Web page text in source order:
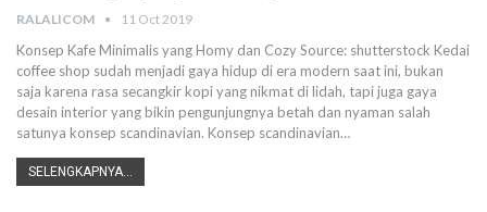
RALALICOM 11 Oct 2019
Konsep Kafe Minimalis yang Homy dan CozySource: shutterstock Kedai
coffee shop sudah menjadi gaya hidup di era modern saat ini, bukan
saja karena rasa secangkir kopi yang nikmat di lidah, tapi juga gaya
desain interior yang bikin pengunjungnya betah dan nyaman salah
satunya konsep scandinavian. Konsep scandinavian…
SELENGKAPNYA...